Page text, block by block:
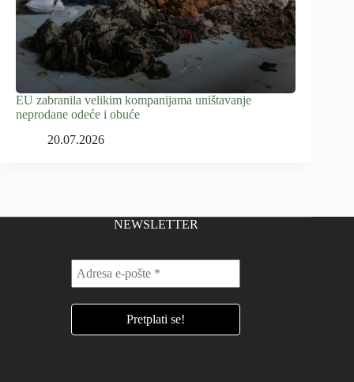
EU zabranila velikim kompanijama uništavanje
neprodane odeće i obuće
20.07.2026
NEWSLETTER